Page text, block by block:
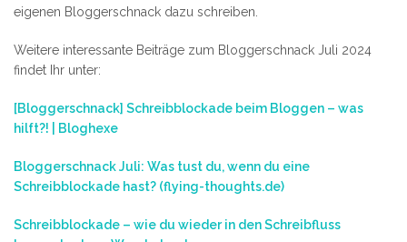
eigenen Bloggerschnack dazu schreiben.
Weitere interessante Beiträge zum Bloggerschnack Juli 2024
findet Ihr unter:
[Bloggerschnack] Schreibblockade beim Bloggen – was
hilft?! | Bloghexe
Bloggerschnack Juli: Was tust du, wenn du eine
Schreibblockade hast? (flying-thoughts.de)
Schreibblockade – wie du wieder in den Schreibfluss